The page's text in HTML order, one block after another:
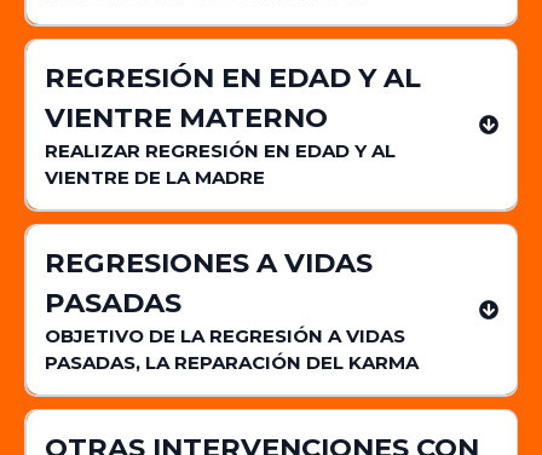
REGRESIÓN EN EDAD Y AL
VIENTRE MATERNO
REALIZAR REGRESIÓN EN EDAD Y AL
VIENTRE DE LA MADRE
REGRESIONES A VIDAS
PASADAS
OBJETIVO DE LA REGRESIÓN A VIDAS
PASADAS, LA REPARACIÓN DEL KARMA